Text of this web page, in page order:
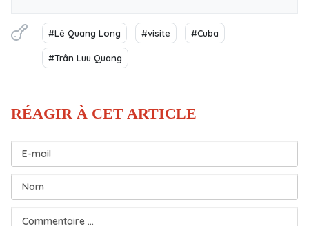
#Lê Quang Long #visite #Cuba
#Trân Luu Quang